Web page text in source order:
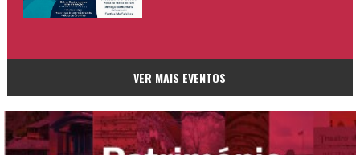
VER MAIS EVENTOS